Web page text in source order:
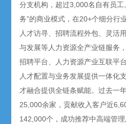
分支机构，超过3,000名自有员工
务”的商业模式，在20+个细分行
人才访寻、招聘流程外包、灵活
与发展等人力资源全产业链服务
招聘平台、人力资源产业互联平
人才配置与业务发展提供一体化
才融合提供全链条赋能。过去一
25,000余家，贡献收入客户近
142,000个，成功推荐中高端管